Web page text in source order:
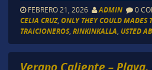
FEBRERO 21, 2026 ADMIN 0
CELIA CRUZ, ONLY THEY COULD MADES
TRAICIONEROS, RINKINKALLA USTED